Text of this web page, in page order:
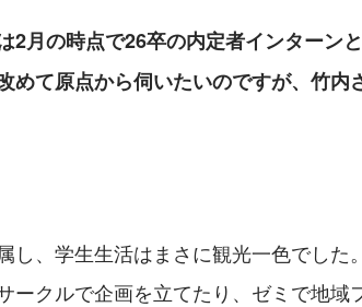
2月の時点で26卒の内定者インターン
めて原点から伺いたいのですが、竹内
し、学生生活はまさに観光一色でした
ークルで企画を立てたり、ゼミで地域